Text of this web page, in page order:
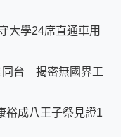
大學24席直通車用
同台 揭密無國界工
成八王子祭見證1